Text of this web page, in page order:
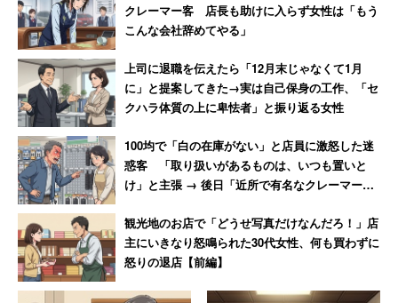
「『未払い残業代』については、当社からの
発表に基づいたものではありません」
ところが、複数のメディアが残業代の支払いを報じたのと
同じ3月4日、ヤマトホールディングスが企業サイトで
「当
社の未払い残業代の精算に関する報道について」という文
書を発表した
「一部の報道機関において、当社の未払い残業代の
精算に関する報道がありましたが、記事に掲載され
ている『未払い残業代』については、当社からの発
クレーマー客 店長も助けに入らず女性は「もう
こんな会社辞めてやる」
上司に退職を伝えたら「12月末じゃなくて1月
に」と提案してきた→実は自己保身の工作、「セ
クハラ体質の上に卑怯者」と振り返る女性
100均で「白の在庫がない」と店員に激怒した迷
惑客 「取り扱いがあるものは、いつも置いと
け」と主張 → 後日「近所で有名なクレーマー」
観光地のお店で「どうせ写真だけなんだろ！」店
主にいきなり怒鳴られた30代女性、何も買わずに
怒りの退店【前編】